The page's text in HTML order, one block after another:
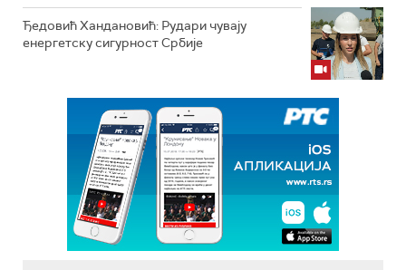
Ђедовић Хандановић: Рудари чувају
енергетску сигурност Србије